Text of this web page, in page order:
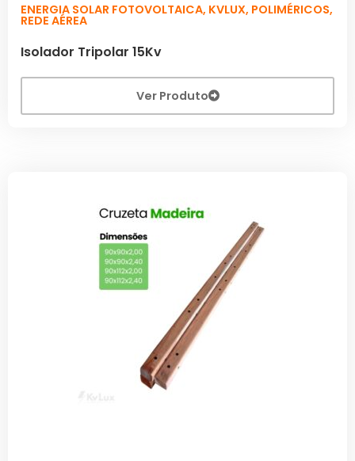
ENERGIA SOLAR FOTOVOLTAICA, KVLUX, POLIMÉRICOS,
REDE AÉREA
Isolador Tripolar 15Kv
Ver Produto